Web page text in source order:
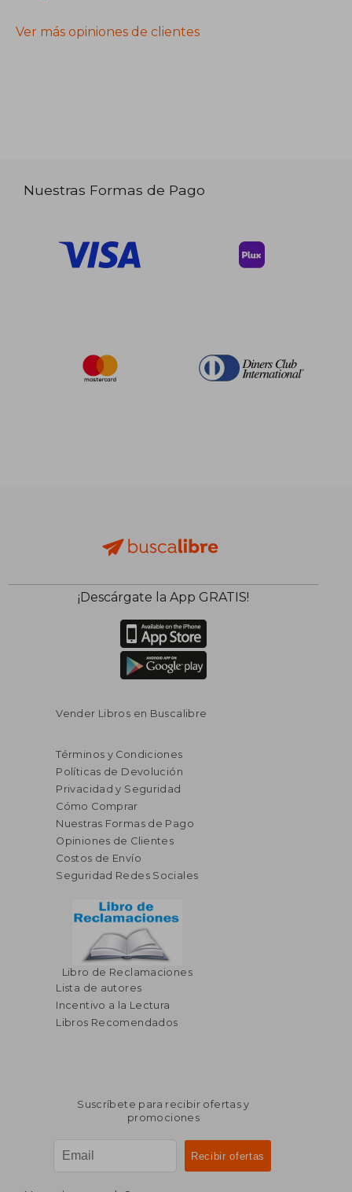
Ver más opiniones de clientes
Nuestras Formas de Pago
¡Descárgate la App GRATIS!
Vender Libros en Buscalibre
Términos y Condiciones
Políticas de Devolución
Privacidad y Seguridad
Cómo Comprar
Nuestras Formas de Pago
Opiniones de Clientes
Costos de Envío
Seguridad Redes Sociales
Libro de Reclamaciones
Lista de autores
Incentivo a la Lectura
Libros Recomendados
Suscríbete para recibir ofertas y
promociones